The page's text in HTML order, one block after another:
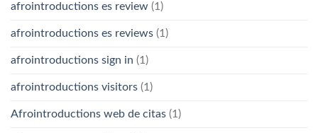
afrointroductions es review (1)
afrointroductions es reviews (1)
afrointroductions sign in (1)
afrointroductions visitors (1)
Afrointroductions web de citas (1)